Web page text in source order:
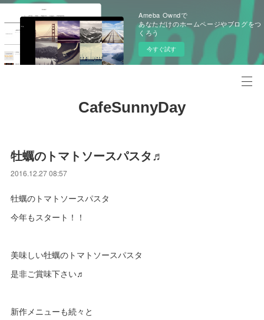
Ameba Owndで
あなただけのホームページやブログをつ
くろう
今すぐ試す
CafeSunnyDay
牡蠣のトマトソースパスタ♬
2016.12.27 08:57
牡蠣のトマトソースパスタ
今年もスタート！！
美味しい牡蠣のトマトソースパスタ
是非ご賞味下さい♬
新作メニューも続々と